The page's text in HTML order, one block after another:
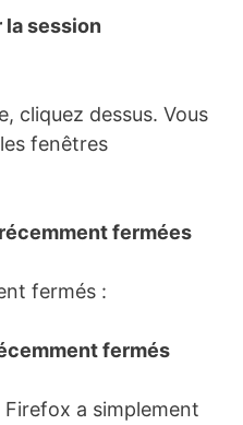
la session
cliquez dessus. Vous
fenêtres
fermées
fermés :
fermés
a simplement